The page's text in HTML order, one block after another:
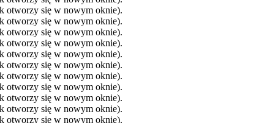
otworzy się w nowym oknie).
otworzy się w nowym oknie).
otworzy się w nowym oknie).
otworzy się w nowym oknie).
otworzy się w nowym oknie).
otworzy się w nowym oknie).
otworzy się w nowym oknie).
otworzy się w nowym oknie).
otworzy się w nowym oknie).
otworzy się w nowym oknie).
otworzy się w nowym oknie).